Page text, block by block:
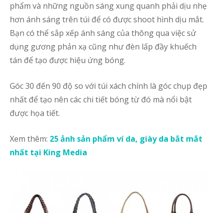
phẩm và những nguồn sáng xung quanh phải dịu nhẹ
hơn ánh sáng trên túi để có được shoot hình dịu mắt.
Bạn có thể sắp xếp ánh sáng của thông qua việc sử
dụng gương phản xạ cũng như đèn lấp đầy khuếch
tán để tạo được hiệu ứng bóng.
Góc 30 đến 90 độ so với túi xách chính là góc chụp đẹp
nhất để tạo nên các chi tiết bóng từ đó mà nổi bật
được họa tiết.
Xem thêm: 25 ảnh sản phẩm ví da, giày da bắt mắt
nhất tại King Media